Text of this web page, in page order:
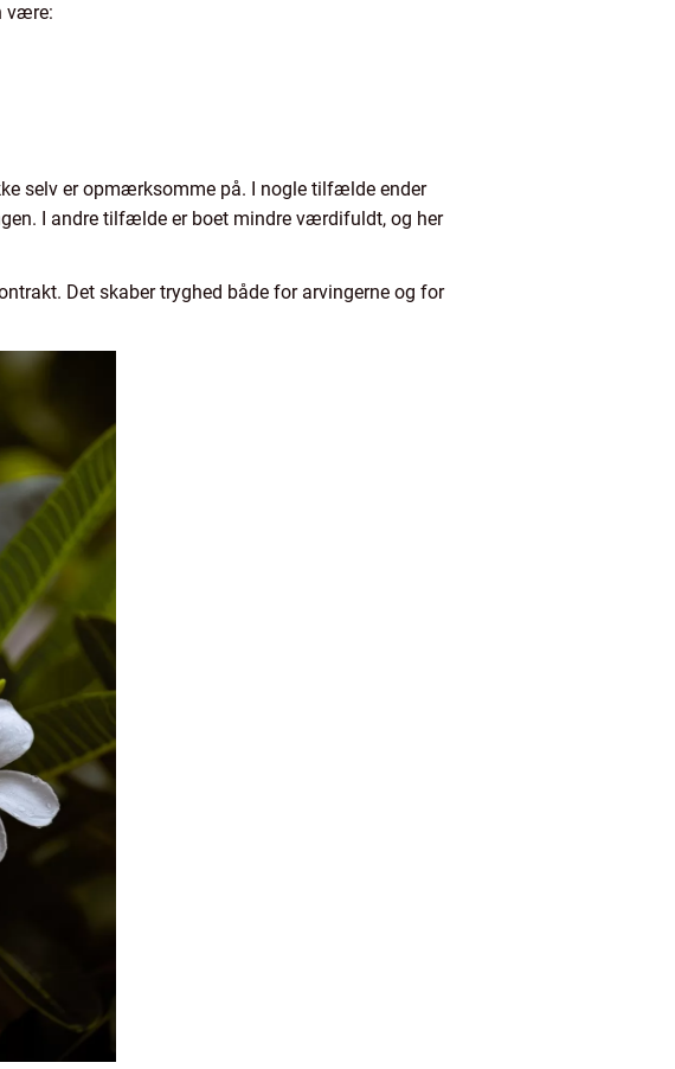
være:
selv er opmærksomme på. I nogle tilfælde ender
I andre tilfælde er boet mindre værdifuldt, og her
Det skaber tryghed både for arvingerne og for